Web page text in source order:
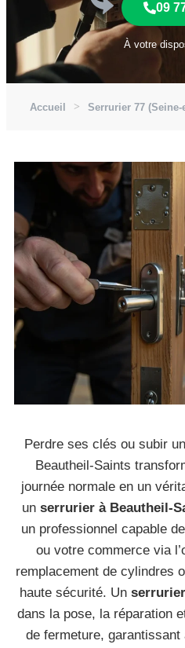
09
À votre
Accueil Serrurier 77 (Seine-
Perdre ses clés ou subir
Beautheil-Saints
journée normale en un
un serrurier à Beautheil-
un professionnel capable
ou votre commerce via
remplacement de cylindres
haute sécurité. Un serrurier
dans la pose, la réparation
de fermeture, garantissant